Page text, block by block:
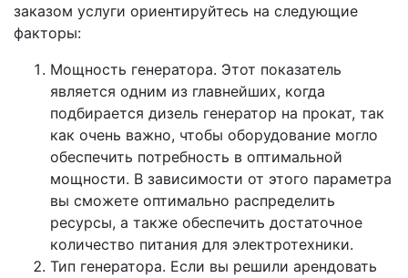
заказом услуги ориентируйтесь на следующие
факторы:
Мощность генератора. Этот показатель
является одним из главнейших, когда
подбирается дизель генератор на прокат, так
как очень важно, чтобы оборудование могло
обеспечить потребность в оптимальной
мощности. В зависимости от этого параметра
вы сможете оптимально распределить
ресурсы, а также обеспечить достаточное
количество питания для электротехники.
Тип генератора. Если вы решили арендовать